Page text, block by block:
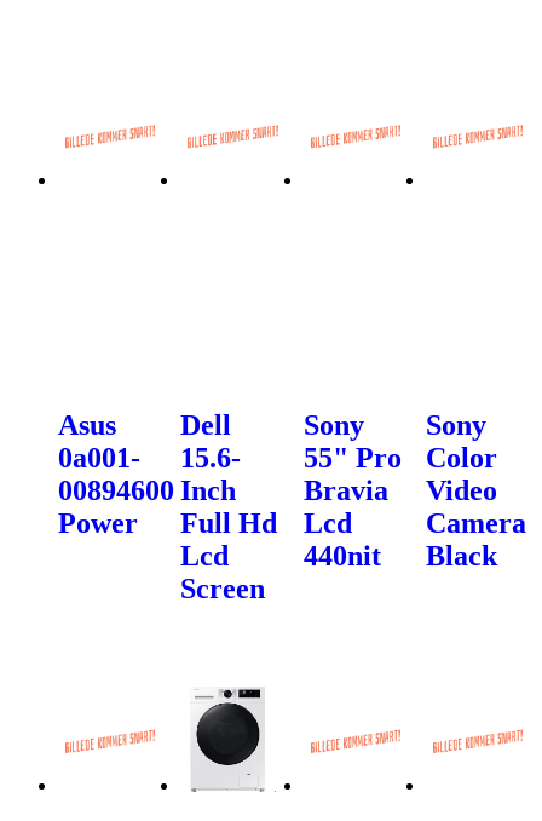
Asus
0a001-
00894600
Power
Dell
15.6-
Inch
Full Hd
Lcd
Screen
Sony
55" Pro
Bravia
Lcd
440nit
Sony
Color
Video
Camera
Black